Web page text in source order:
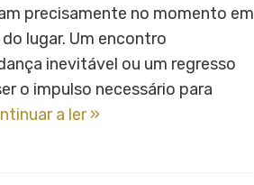
precisamente no momento em
lugar. Um encontro
inevitável ou um regresso
o impulso necessário para
a ler »